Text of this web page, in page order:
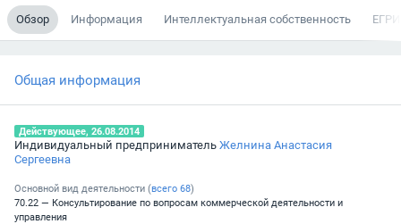
Обзор Информация Интеллектуальная собственность
Общая информация
Действующее, 26.08.2014
Индивидуальный предпринимательЖелнина Анастасия
Сергеевна
Основной вид деятельности (всего 68)
70.22 — Консультирование по вопросам коммерческой деятельности и
управления